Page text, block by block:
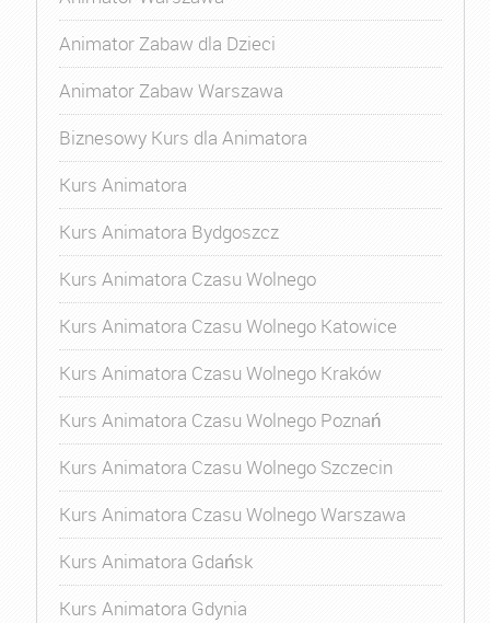
Animator Zabaw dla Dzieci
Animator Zabaw Warszawa
Biznesowy Kurs dla Animatora
Kurs Animatora
Kurs Animatora Bydgoszcz
Kurs Animatora Czasu Wolnego
Kurs Animatora Czasu Wolnego Katowice
Kurs Animatora Czasu Wolnego Kraków
Kurs Animatora Czasu Wolnego Poznań
Kurs Animatora Czasu Wolnego Szczecin
Kurs Animatora Czasu Wolnego Warszawa
Kurs Animatora Gdańsk
Kurs Animatora Gdynia